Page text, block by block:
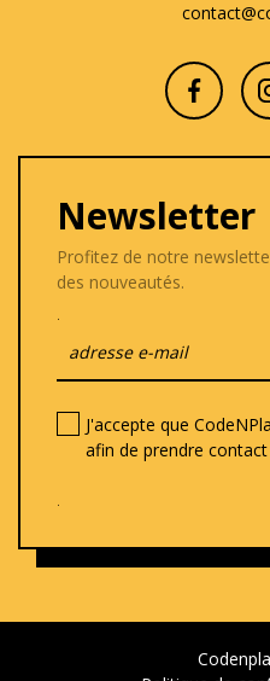
Newsletter
Profitez de notre
des nouveautés.
.
J'accepte que
afin de prendre
.